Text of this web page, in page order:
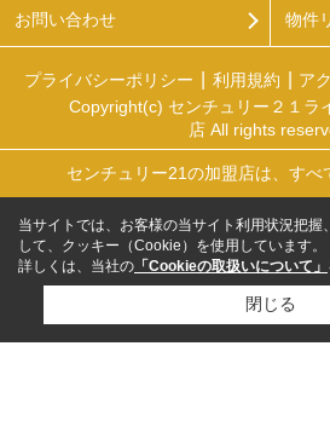
お問い合わせ 物件
プライバシーポリシー 利用規約 ア
Copyright(c) センチュリー２１
店 All rights
センチュリー21の加盟店は、すべ
当サイトでは、お客様の当サイト利用状況把握
して、クッキー（Cookie）を使用しています。
詳しくは、当社の 「Cookieの取扱いについて」
閉じる